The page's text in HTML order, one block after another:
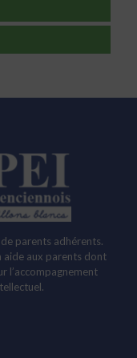
parents adhérents.
aide aux parents dont
l’accompagnement